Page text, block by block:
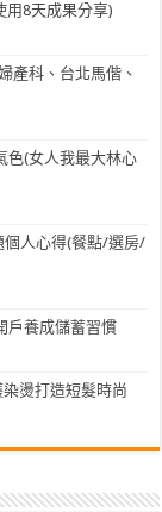
用8天成果分享)
產科、台北馬偕、
色(女人我最大林心
個人心得(餐點/選房/
戶養成儲蓄習慣
燙打造短髮時尚